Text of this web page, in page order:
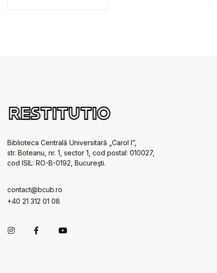
Biblioteca Centrală Universitară „Carol I”,
str. Boteanu, nr. 1, sector 1, cod postal: 010027,
cod ISIL: RO-B-0192, Bucureşti.
contact@bcub.ro
+40 21 312 01 08